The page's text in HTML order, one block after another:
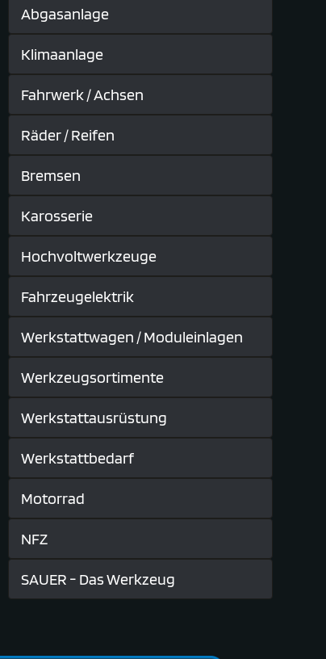
Abgasanlage
Klimaanlage
Fahrwerk / Achsen
Räder / Reifen
Bremsen
Karosserie
Hochvoltwerkzeuge
Fahrzeugelektrik
Werkstattwagen / Moduleinlagen
Werkzeugsortimente
Werkstattausrüstung
Werkstattbedarf
Motorrad
NFZ
SAUER - Das Werkzeug